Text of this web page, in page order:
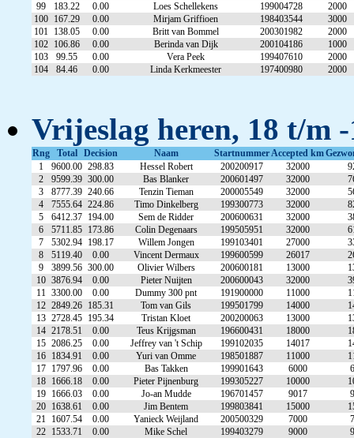
99
183.22 0.00 Loes Schellekens 199004728
2000
100 167.29 0.00 Mirjam Griffioen 198403544
3000
101 138.05 0.00 Britt van Bommel 200301982
2000
102 106.86 0.00 Berinda van Dijk 200104186
1000
103
99.55 0.00 Vera Peek 199407610
2000
104
84.46 0.00 Linda Kerkmeester 197400980 2000
Vrijeslag heren, 18 t/m
Rng Total Decision Naam StartnummerAccepted km
1
9600.00 298.83 Hessel Robert 200200917 32000
2
9599.39 300.00 Bas Blanker 200601497 32000
3
8777.39 240.66 Tenzin Tieman 200005549 32000
4
7555.64 224.86 Timo Dinkelberg 199300773 32000
5
6412.37 194.00 Sem de Ridder 200600631 32000
6
5711.85 173.86 Colin Degenaars 199505951 32000
7
5302.94 198.17 Willem Jongen 199103401 27000
8
5119.40 0.00 Vincent Dermaux 199600599 26017
9
3899.56 300.00 Olivier Wilbers 200600181 13000
10 3876.94 0.00 Pieter Nuijten 200600043 32000
11 3300.00 0.00 Dummy 300 pnt 191900000 11000
12 2849.26 185.31 Tom van Gils 199501799 14000
13 2728.45 195.34 Tristan Kloet 200200063 13000
14 2178.51 0.00 Teus Krijgsman 196600431 18000
15 2086.25 0.00 Jeffrey van 't Schip 199102035 14017
16 1834.91 0.00 Yuri van Omme 198501887 11000
17 1797.96 0.00 Bas Takken 199901643 6000
18 1666.18 0.00 Pieter Pijnenburg 199305227 10000
19 1666.03 0.00 Jo-an Mudde 196701457 9017
20 1638.61 0.00 Jim Bentem 199803841 15000
21 1607.54 0.00 Yanieck Weijland 200500329 7000
22 1533.71 0.00 Mike Schel 199403279 9000